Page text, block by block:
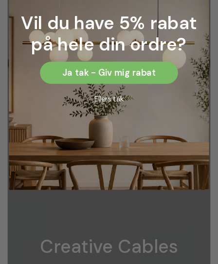
Creative Cables
Vil du have 5% rabat
på hele din ordre?
Ja tak - Giv mig rabat
Ellers tak